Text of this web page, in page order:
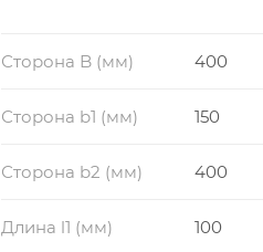
Сторона B (мм) 400
Сторона b1 (мм) 150
Сторона b2 (мм) 400
Длина l1 (мм) 100